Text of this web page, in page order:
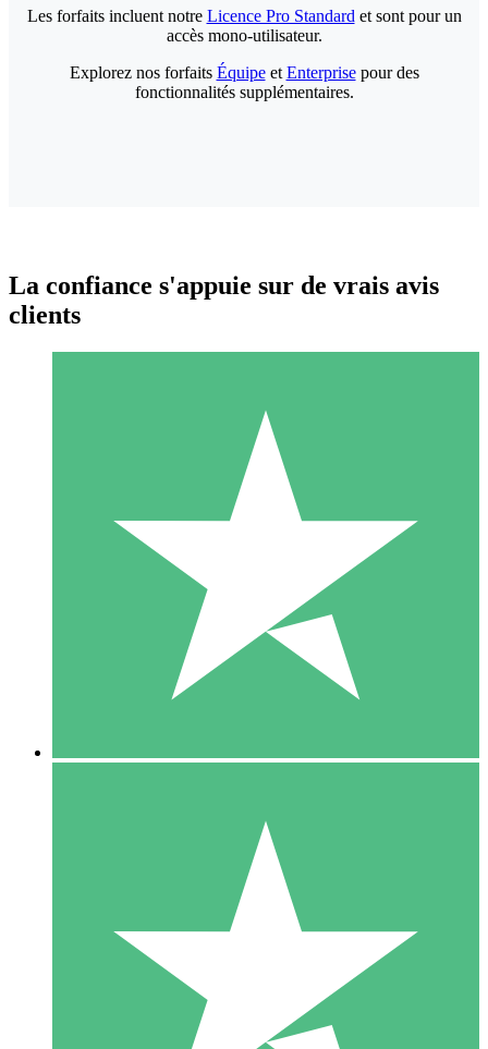
Packs de Crédits Individuels
Payez à l'utilisation avec des crédits de téléchargement. Sans
1 Téléchargement
10 00
10 Téléchargements
20 00
Les forfaits incluent notre Licence Pro Standard et sont pour un
accès mono-utilisateur.
Explorez nos forfaits Équipeet Enterprisepour des
fonctionnalités supplémentaires.
La confiance s'appuie sur de vrais avis
clients